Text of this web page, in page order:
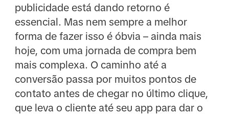
publicidade está dando retorno é
essencial. Mas nem sempre a melhor
forma de fazer isso é óbvia – ainda mais
hoje, com uma jornada de compra bem
mais complexa. O caminho até a
conversão passa por muitos pontos de
contato antes de chegar no último clique,
que leva o cliente até seu app para dar o